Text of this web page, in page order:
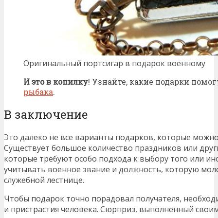
Оригинальный портсигар в подарок военному
И это в копилку! Узнайте, какие подарки
рыбака.
В заключение
Это далеко не все варианты подарков, которые
Существует большое количество праздников или
которые требуют особо подхода к выбору того или
учитывать военное звание и должность, которую
служебной лестнице.
Чтобы подарок точно порадовал получателя,
и пристрастия человека. Сюрприз, выполненный